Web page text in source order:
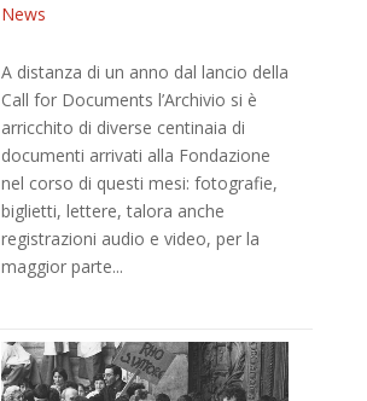
News
A distanza di un anno dal lancio della
Call for Documents l’Archivio si è
arricchito di diverse centinaia di
documenti arrivati alla Fondazione
nel corso di questi mesi: fotografie,
biglietti, lettere, talora anche
registrazioni audio e video, per la
maggior parte...